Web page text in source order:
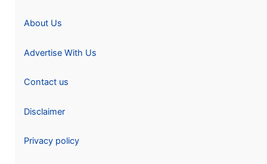
About Us
Advertise With Us
Contact us
Disclaimer
Privacy policy